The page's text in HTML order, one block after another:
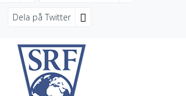
Dela på Twitter
SOCIALA MEDIER
NYHETSBREV
samtycker till dataskyddspolicyn.